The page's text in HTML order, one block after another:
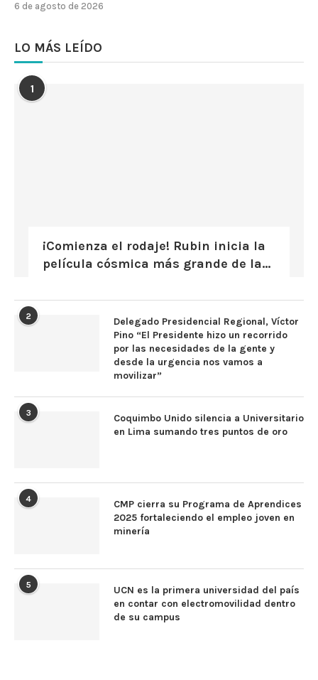
6 de agosto de 2026
LO MÁS LEÍDO
1
¡Comienza el rodaje! Rubin inicia la
película cósmica más grande de la...
2
Delegado Presidencial Regional, Víctor
Pino “El Presidente hizo un recorrido
por las necesidades de la gente y
desde la urgencia nos vamos a
movilizar”
3
Coquimbo Unido silencia a Universitario
en Lima sumando tres puntos de oro
4
CMP cierra su Programa de Aprendices
2025 fortaleciendo el empleo joven en
minería
5
UCN es la primera universidad del país
en contar con electromovilidad dentro
de su campus